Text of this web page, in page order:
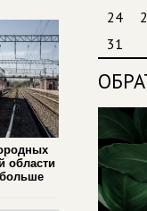
области
24
31